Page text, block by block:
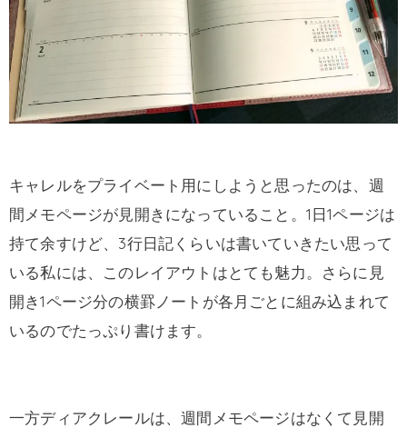
キャレルをプライベート用にしようと思ったのは、週
間メモページが見開きになっていること。1日1ページは
持て余すけど、3行日記くらいは書いていきたい思って
いる私には、このレイアウトはとても魅力。さらに見
開き1ページ分の横罫ノートが各月ごとに組み込まれて
いるのでたっぷり書けます。
一方ディアクレールは、週間メモページはなくて見開